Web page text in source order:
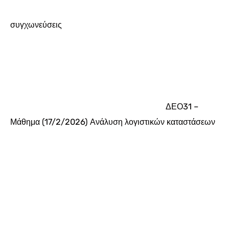
συγχωνεύσεις
ΔΕΟ31 –
Μάθημα (17/2/2026) Ανάλυση λογιστικών καταστάσεων